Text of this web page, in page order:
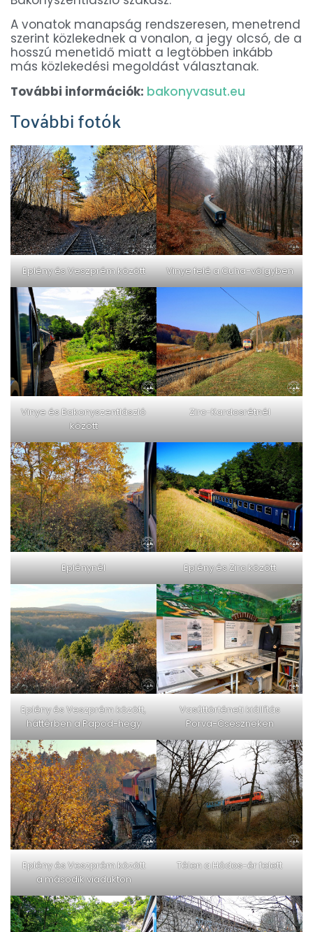
A vonatok manapság rendszeresen, menetrend
szerint közlekednek a vonalon, a jegy olcsó, de a
hosszú menetidő miatt a legtöbben inkább
más közlekedési megoldást választanak.
További információk: bakonyvasut.eu
További fotók
Eplény és Veszprém között Vinye felé a Cuha-völgyben
Vinye és Bakonyszentlászló
között
Zirc-Kardosrétnél
Eplénynél Eplény és Zirc között
Eplény és Veszprém között,
háttérben a Papod-hegy
Vasúttörténeti kiállítás
Porva-Cseszneken
Eplény és Veszprém között
a második viadukton
Télen a Hódos-ér felett